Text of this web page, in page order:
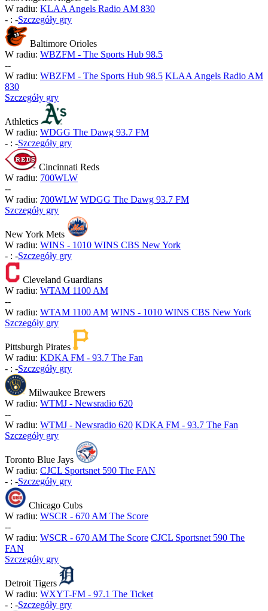
W radiu: KLAA Angels Radio AM 830
- : -Szczegóły gry
Baltimore Orioles
W radiu: WBZFM - The Sports Hub 98.5
--
W radiu: WBZFM - The Sports Hub 98.5 KLAA Angels Radio AM
830
Szczegóły gry
Athletics
W radiu: WDGG The Dawg 93.7 FM
- : -Szczegóły gry
Cincinnati Reds
W radiu: 700WLW
--
W radiu: 700WLW WDGG The Dawg 93.7 FM
Szczegóły gry
New York Mets
W radiu: WINS - 1010 WINS CBS New York
- : -Szczegóły gry
Cleveland Guardians
W radiu: WTAM 1100 AM
--
W radiu: WTAM 1100 AM WINS - 1010 WINS CBS New York
Szczegóły gry
Pittsburgh Pirates
W radiu: KDKA FM - 93.7 The Fan
- : -Szczegóły gry
Milwaukee Brewers
W radiu: WTMJ - Newsradio 620
--
W radiu: WTMJ - Newsradio 620 KDKA FM - 93.7 The Fan
Szczegóły gry
Toronto Blue Jays
W radiu: CJCL Sportsnet 590 The FAN
- : -Szczegóły gry
Chicago Cubs
W radiu: WSCR - 670 AM The Score
--
W radiu: WSCR - 670 AM The Score CJCL Sportsnet 590 The
FAN
Szczegóły gry
Detroit Tigers
W radiu: WXYT-FM - 97.1 The Ticket
- : -Szczegóły gry